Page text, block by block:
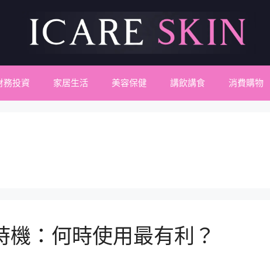
務投資 家居生活 美容保健 講飲講食 消費購物
：何時使用最有利？